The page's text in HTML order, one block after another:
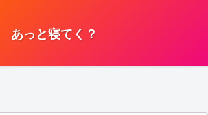
あっと寝てく？